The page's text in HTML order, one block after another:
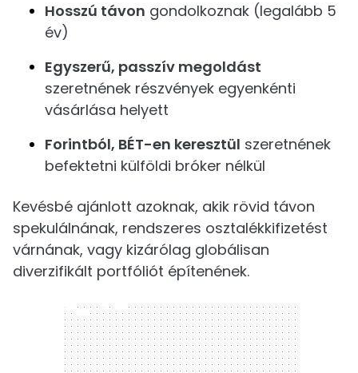
Hosszú távon gondolkoznak (legalább 5
év)
Egyszerű, passzív megoldást
szeretnének részvények egyenkénti
vásárlása helyett
Forintból, BÉT-en keresztül szeretnének
befektetni külföldi bróker nélkül
Kevésbé ajánlott azoknak, akik rövid távon
spekulálnának, rendszeres osztalékkifizetést
várnának, vagy kizárólag globálisan
diverzifikált portfóliót építenének.
300 x 250